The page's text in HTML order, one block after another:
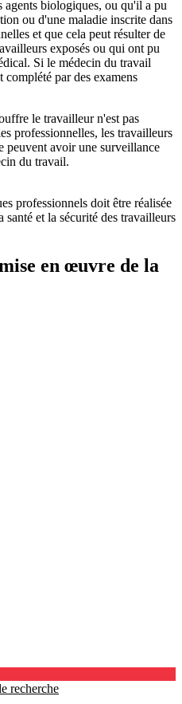
agents biologiques, ou qu'il a pu
ou d'une maladie inscrite dans
et que cela peut résulter de
exposés ou qui ont pu
Si le médecin du travail
complété par des examens
le travailleur n'est pas
professionnelles, les travailleurs
peuvent avoir une surveillance
du travail.
professionnels doit être réalisée
et la sécurité des travailleurs
en œuvre de la
recherche